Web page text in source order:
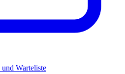
Warteliste